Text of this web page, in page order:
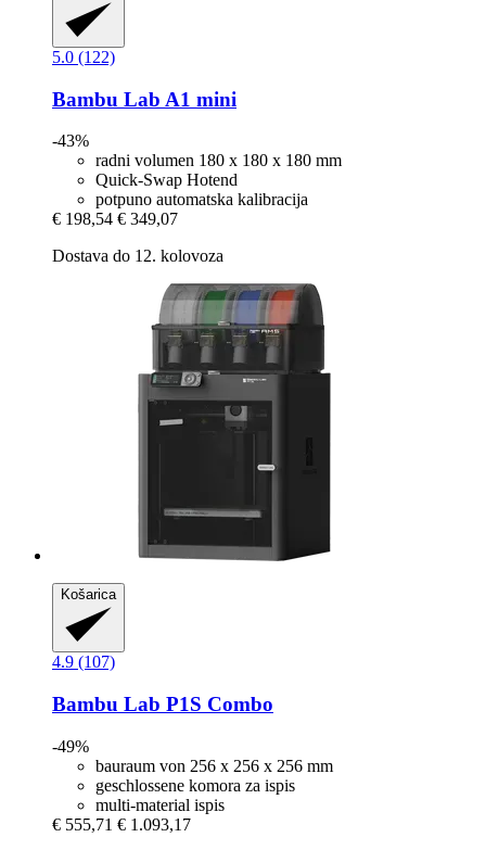
5.0 (122)
Bambu Lab A1 mini
-43%
radni volumen 180 x 180 x 180 mm
Quick-Swap Hotend
potpuno automatska kalibracija
€ 198,54 € 349,07
Dostava do 12. kolovoza
Košarica
4.9 (107)
Bambu Lab P1S Combo
-49%
bauraum von 256 x 256 x 256 mm
geschlossene komora za ispis
multi-material ispis
€ 555,71 € 1.093,17